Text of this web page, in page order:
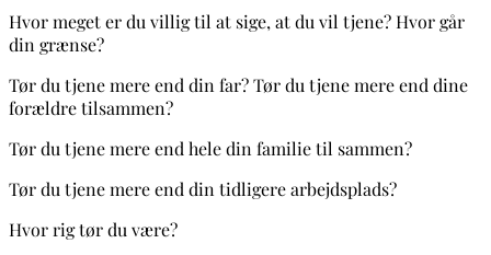
Hvor meget er du villig til at sige, at du vil tjene? Hvor går
din grænse?
Tør du tjene mere end din far? Tør du tjene mere end dine
forældre tilsammen?
Tør du tjene mere end hele din familie til sammen?
Tør du tjene mere end din tidligerearbejdsplads?
Hvor rig tør du være?